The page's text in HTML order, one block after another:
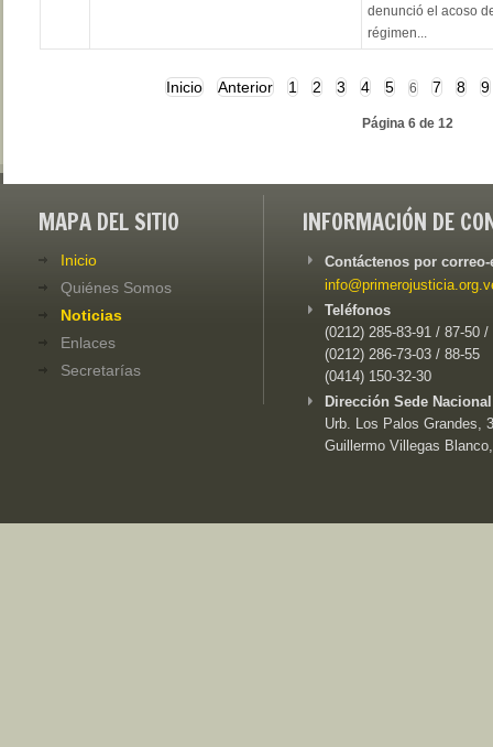
denunció el acoso
régimen...
Inicio Anterior 1 2 3 4 5 6 7 8 9
Página 6 de 12
MAPA DEL SITIO
Inicio
Quiénes Somos
Noticias
Enlaces
Secretarías
INFORMACIÓN DE
Contáctenos por
Teléfonos
(0212) 285-83-91 / 87-50 /
(0212) 286-73-03 / 88-55
(0414) 150-32-30
Dirección Sede
Urb. Los Palos Grandes,
Guillermo Villegas